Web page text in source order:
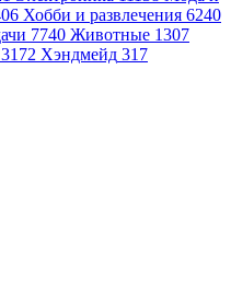
Хобби и развлечения 6240
7740 Животные 1307
3172 Хэндмейд 317